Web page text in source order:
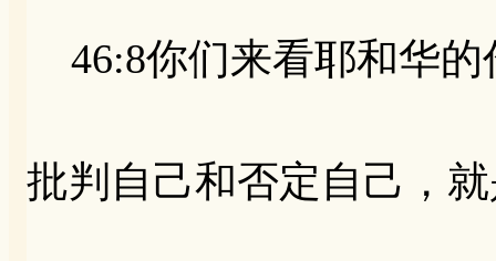
46:8你们来看耶和华的
批判自己和否定自己，